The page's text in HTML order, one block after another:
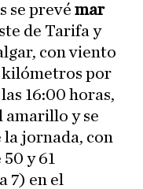
se prevé mar
de Tarifa y
con viento
kilómetros por
16:00 horas,
amarillo y se
jornada, con
y 61
7) en el